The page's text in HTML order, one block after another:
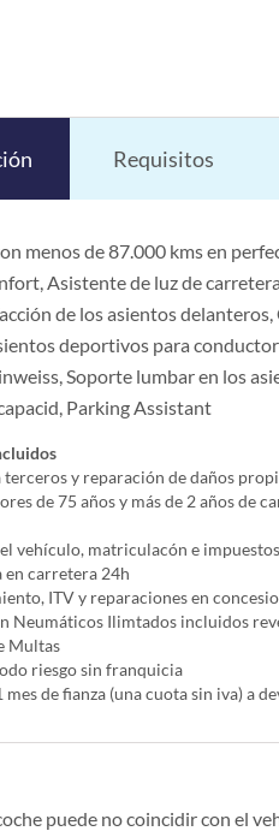
Requisitos
menos de 87.000 kms en
Asistente de luz de
de los asientos
deportivos para
Soporte lumbar en los
Parking Assistant
terceros y reparación de daños
de 75 años y más de 2 años de
vehí­culo, matriculacón e impuestos
en carretera 24h
ITV y reparaciones en
Neumáticos Ilimtados incluidos
Multas
riesgo sin franquicia
mes de fianza (una cuota sin iva) a
puede no coincidir con el